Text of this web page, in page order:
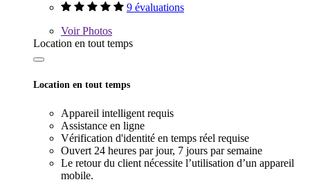
9 évaluations
VoirPhotos
Location en tout temps
Location en tout temps
Appareil intelligent requis
Assistance en ligne
Vérification d'identité en temps réel requise
Ouvert 24 heures par jour, 7 jours par semaine
Le retour du client nécessite l’utilisation d’un appareil
mobile.